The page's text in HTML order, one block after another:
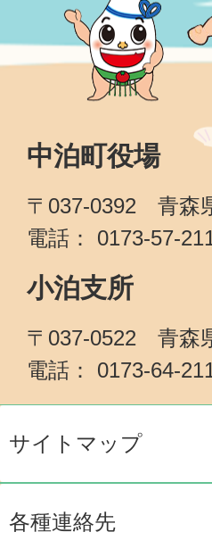
中泊町役場
〒037-0392 青森
電話： 0173-57-
小泊支所
〒037-0522 青森
電話： 0173-64-
サイトマップ
各種連絡先